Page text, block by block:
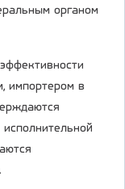
органом
импортером в